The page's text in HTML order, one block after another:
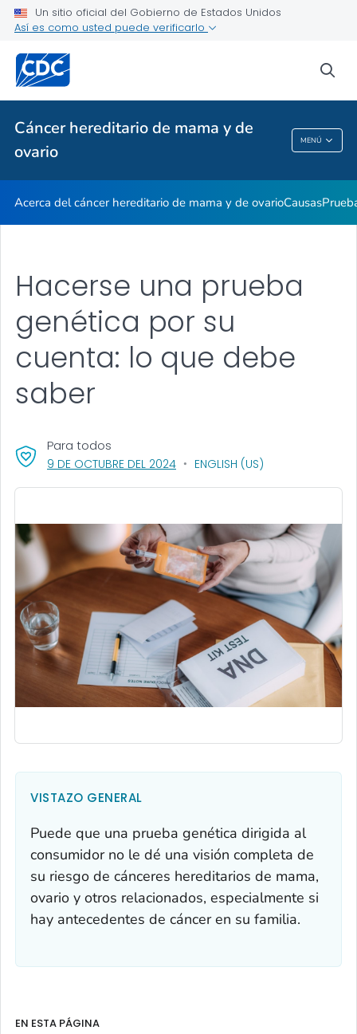
Un sitio oficial del Gobierno de Estados Unidos
Así es como usted puede verificarlo
Cáncer hereditario de mama y de
ovario
MENÚ
Consejería genética
VER TODO
Cáncer Hereditario De Mama Y De Ovario
Acerca del cáncer hereditario de mama y de ovarioCausas
9 DE OCTUBRE DEL 2024, VISIT LINK FOR DETAILS.
ENGLISH (US)
Para todos
Hacerse una prueba
genética por su
cuenta: lo que debe
saber
VISTAZO GENERAL
Puede que una prueba genética dirigida al
consumidor no le dé una visión completa de
su riesgo de cánceres hereditarios de mama,
ovario y otros relacionados, especialmente si
hay antecedentes de cáncer en su familia.
EN ESTA PÁGINA